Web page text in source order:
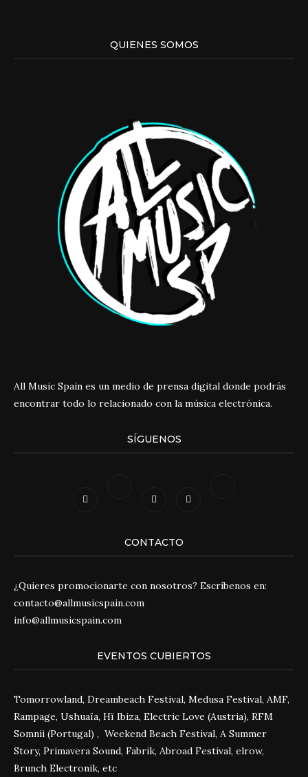
QUIENES SOMOS
All Music Spain es un medio de prensa digital donde podrás
encontrar todo lo relacionado con la música electrónica.
SÍGUENOS
CONTACTO
¿Quieres promocionarte con nosotros? Escríbenos en:
contacto@allmusicspain.com
info@allmusicspain.com
EVENTOS CUBIERTOS
Tomorrowland, Dreambeach Festival, Medusa Festival, AMF,
Rampage, Ushuaïa, Hï Ibiza, Electric Love (Austria), RFM
Somnii (Portugal) , Weekend Beach Festival, A Summer
Story, Primavera Sound, Fabrik, Abroad Festival, elrow,
Brunch Electronik, etc